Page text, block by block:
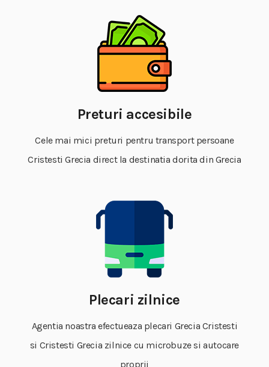
Preturi accesibile
Cele mai mici preturi pentru transport persoane
Cristesti Grecia direct la destinatia dorita din Grecia
Plecari zilnice
Agentia noastra efectueaza plecari Grecia Cristesti
si Cristesti Grecia zilnice cu microbuze si autocare
proprii